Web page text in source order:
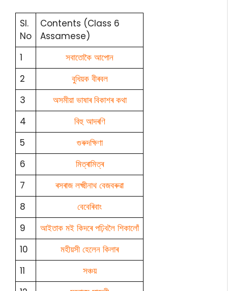
Sl.
No
Contents (Class 6
Assamese)
1
সবাতোকৈ আপোন
2
বুধিয়ক বীৰবল
3
অসমীয়া ভাষাৰ বিকাশৰ কথা
4
বিহু আদৰণি
5
গুৰুদক্ষিণা
6
মিত্ৰামিত্ৰ
7
ৰসৰাজ লক্ষ্মীনাথ বেজবৰুৱা
8
বেবেৰিবাং
9
আইতাক মই কিদৰে পঢ়িবলৈ শিকালোঁ
10
মহীয়সী হেলেন কিলাৰ
11
সঞ্চয়